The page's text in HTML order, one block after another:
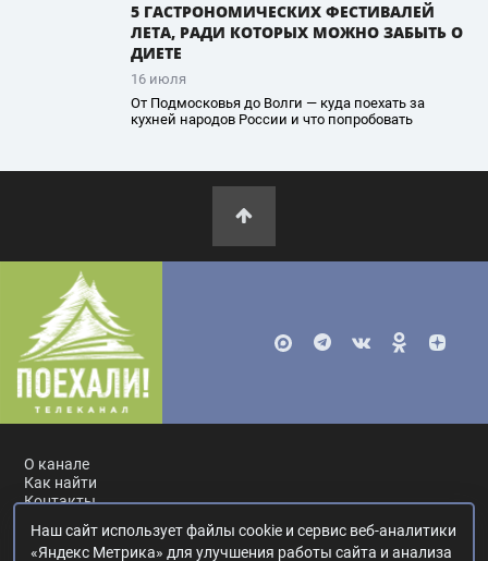
5 ГАСТРОНОМИЧЕСКИХ ФЕСТИВАЛЕЙ
ЛЕТА, РАДИ КОТОРЫХ МОЖНО ЗАБЫТЬ О
ДИЕТЕ
16 июля
От Подмосковья до Волги — куда поехать за
кухней народов России и что попробовать
О канале
Как найти
Контакты
Россия, Москва, ул. Ак. Королёва, 19.+7 495 617-55-80
Наш сайт использует файлы cookie и сервис веб-аналитики
«Яндекс Метрика» для улучшения работы сайта и анализа